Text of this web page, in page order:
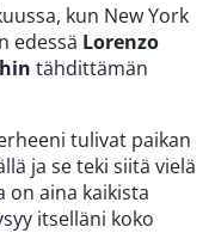
kun New York
edessä Lorenzo
tähdittämän
tulivat paikan
ja se teki siitä vielä
on aina kaikista
itselläni koko